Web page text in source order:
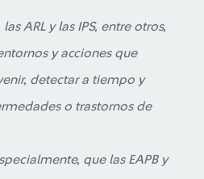
las ARL y las IPS, entre otros,
y acciones que
detectar a tiempo y
o trastornos de
que las EAPB y